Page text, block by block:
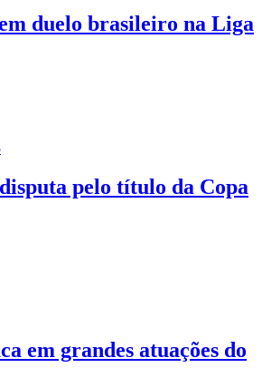
duelo brasileiro na Liga
pelo título da Copa
em grandes atuações do